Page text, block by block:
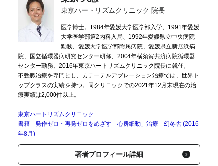
東京ハートリズムクリニック 院長
医学博士。1984年愛媛大学医学部入学。1991年愛媛
大学医学部第2内科入局、1992年愛媛県立中央病院
勤務、愛媛大学医学部附属病院、愛媛県立新居浜病
院、国立循環器病研究センター研修、2004年横須賀共済病院循環器
センター勤務。2016年東京ハートリズムクリニック院長に就任。
不整脈治療を専門とし、カテーテルアブレーション治療では、世界ト
ップクラスの実績を持つ。同クリニックでの2021年12月末現在の治
療実績は2,000件以上。
東京ハートリズムクリニック
書籍 発作ゼロ・再発ゼロをめざす「心房細動」治療 幻冬舎 (2016
年8月)
著者プロフィール詳細